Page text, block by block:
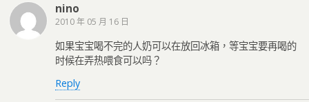
nino
2010 年 05 月 16 日
如果宝宝喝不完的人奶可以在放回冰箱，等宝宝要再喝的
时候在弄热喂食可以吗？
Reply